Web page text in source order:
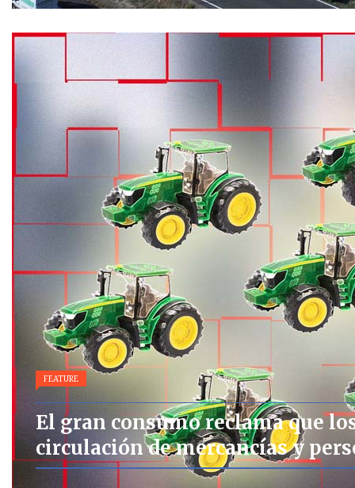
FEATURE
El gran consumo reclama que
circulación de mercancías y